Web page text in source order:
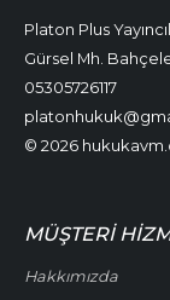
Platon Plus
Gürsel Mh.
05305726117
© 2026
MÜŞTERI
Hakkımızda